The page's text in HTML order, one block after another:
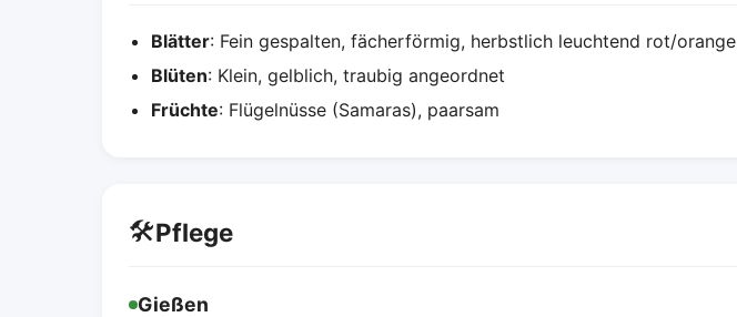
Blätter: Fein gespalten, fächerförmig, herbstlich leuchtend rot/orange
Blüten: Klein, gelblich, traubig angeordnet
Früchte: Flügelnüsse (Samaras), paarsam
🛠️Pflege
Gießen